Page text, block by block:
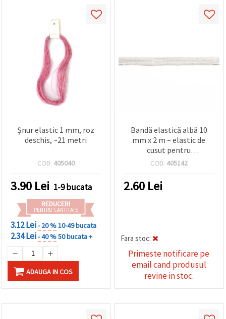
Șnur elastic 1 mm, roz
deschis, ~21 metri
COD: 405040
3.90 Lei 1-9 bucata
REDUCERI
PENTRU CANTITATE
3.12 Lei- 20 %10-49 bucata
2.34 Lei- 40 %50 bucata +
ADAUGA IN COS
Bandă elastică albă 10
mm x 2 m – elastic de
cusut pentru
îmbrăcăminte, accesorii,
DIY/handmade
COD: 405142
2.60 Lei
Fara stoc:
Primeste notificare pe
email cand produsul
revine in stoc.